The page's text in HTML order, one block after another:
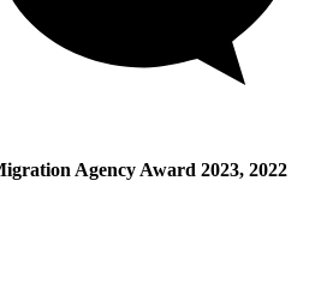
Agency Award 2023, 2022